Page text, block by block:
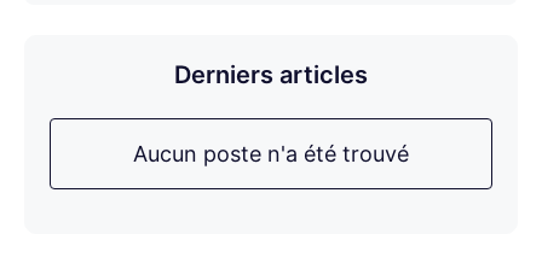
Derniers articles
Aucun poste n'a été trouvé